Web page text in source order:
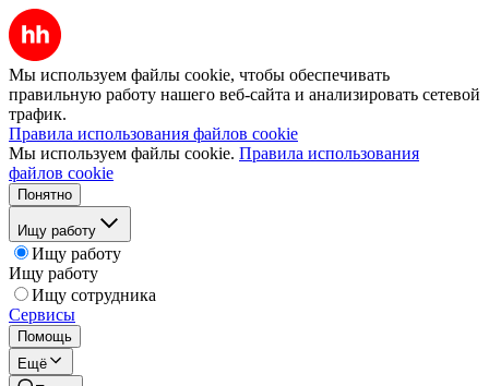
Мы используем файлы cookie, чтобы обеспечивать
правильную работу нашего веб-сайта и анализировать сетевой
трафик.
Правила использования файлов cookie
Мы используем файлы cookie. Правила использования
файлов cookie
Понятно
Ищу работу
Ищу работу
Ищу работу
Ищу сотрудника
Сервисы
Помощь
Ещё